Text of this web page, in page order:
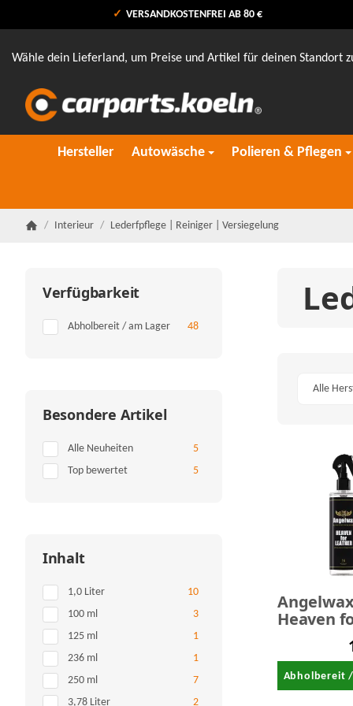
VERSANDKOSTENFREI AB 80 €
Wähle dein Lieferland, um Preise und Artikel für deinen Standort
Hersteller Autowäsche Polieren & Pflegen
/ Interieur / Lederfpflege | Reiniger | Versiegelung
Alle
Heaven
Leather
500 ml
Abholbereit /
Verfügbarkeit
Abholbereit / am Lager 48Artikel gefunden
Besondere Artikel
Alle Neuheiten 5Artikel gefunden
Top bewertet 5Artikel gefunden
Inhalt
1,0 Liter 10Artikel gefunden
100 ml 3Artikel gefunden
125 ml 1
236 ml 1
250 ml 7Artikel gefunden
3,78 Liter 2Artikel gefunden